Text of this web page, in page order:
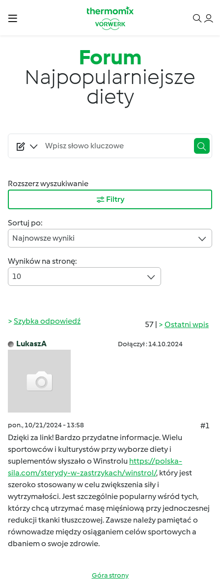
Forum
Najpopularniejsze
diety
Rozszerz wyszukiwanie
Filtry
Sortuj po:
Najnowsze wyniki
Wyników na stronę:
10
57 | Ostatni wpis
Szybka odpowiedź
LukaszA Dołączył : 14.10.2024
pon., 10/21/2024 - 13:58
#1
Dzięki za link! Bardzo przydatne informacje. Wielu
sportowców i kulturystów przy wyborze diety i
suplementów słyszało o Winstrolu https://polska-
sila.com/sterydy-w-zastrzykach/winstrol/, który jest
szeroko stosowany w celu zwiększenia siły i
wytrzymałości. Jest szczególnie popularny wśród tych,
którzy chcą utrzymać masę mięśniową przy jednoczesnej
redukcji tkanki tłuszczowej. Zawsze należy pamiętać o
równowadze między osiąganiem celów sportowych a
dbaniem o swoje zdrowie.
Góra strony